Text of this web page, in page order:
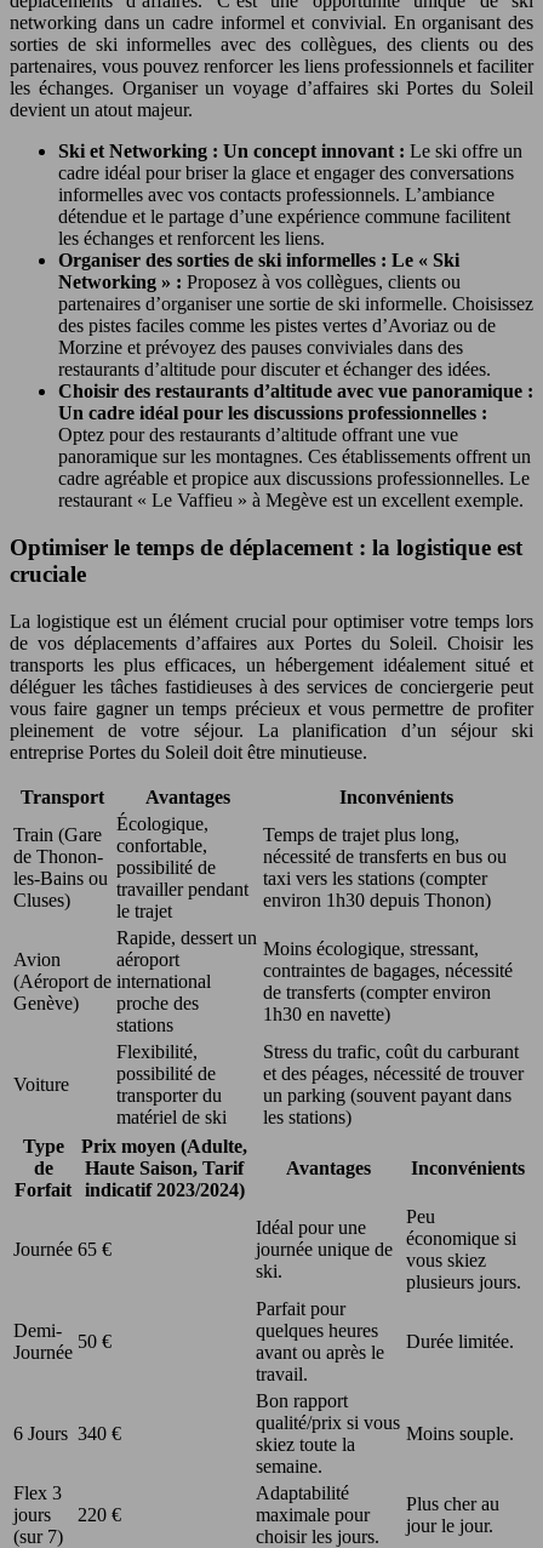
networking dans un cadre informel et convivial. En organisant des
sorties de ski informelles avec des collègues, des clients ou des
partenaires, vous pouvez renforcer les liens professionnels et faciliter
les échanges. Organiser un voyage d’affaires ski Portes du Soleil
devient un atout majeur.
Ski et Networking : Un concept innovant : Le ski offre un
cadre idéal pour briser la glace et engager des conversations
informelles avec vos contacts professionnels. L’ambiance
détendue et le partage d’une expérience commune facilitent
les échanges et renforcent les liens.
Organiser des sorties de ski informelles : Le « Ski
Networking » : Proposez à vos collègues, clients ou
partenaires d’organiser une sortie de ski informelle. Choisissez
des pistes faciles comme les pistes vertes d’Avoriaz ou de
Morzine et prévoyez des pauses conviviales dans des
restaurants d’altitude pour discuter et échanger des idées.
Choisir des restaurants d’altitude avec vue panoramique :
Un cadre idéal pour les discussions professionnelles :
Optez pour des restaurants d’altitude offrant une vue
panoramique sur les montagnes. Ces établissements offrent un
cadre agréable et propice aux discussions professionnelles. Le
restaurant « Le Vaffieu » à Megève est un excellent exemple.
Optimiser le temps de déplacement : la logistique est
cruciale
La logistique est un élément crucial pour optimiser votre temps lors
de vos déplacements d’affaires aux Portes du Soleil. Choisir les
transports les plus efficaces, un hébergement idéalement situé et
déléguer les tâches fastidieuses à des services de conciergerie peut
vous faire gagner un temps précieux et vous permettre de profiter
pleinement de votre séjour. La planification d’un séjour ski
entreprise Portes du Soleil doit être minutieuse.
Transport Avantages
Inconvénients
Train (Gare
de Thonon-
les-Bains ou
Cluses)
Écologique,
confortable,
possibilité de
travailler pendant
le trajet
Temps de trajet plus long,
nécessité de transferts en bus ou
taxi vers les stations (compter
environ 1h30 depuis Thonon)
Avion
(Aéroport de
Genève)
Rapide, dessert un
aéroport
international
proche des
stations
Moins écologique, stressant,
contraintes de bagages, nécessité
de transferts (compter environ
1h30 en navette)
Voiture
Flexibilité,
possibilité de
transporter du
matériel de ski
Stress du trafic, coût du carburant
et des péages, nécessité de trouver
un parking (souvent payant dans
les stations)
Type
de
Forfait
Prix moyen (Adulte,
Haute Saison, Tarif
indicatif 2023/2024)
Avantages Inconvénients
Journée 65 €
Idéal pour une
journée unique de
ski.
Peu
économique si
vous skiez
plusieurs jours.
Demi-
Journée
50 €
Parfait pour
quelques heures
avant ou après le
travail.
Durée limitée.
6 Jours 340 €
Bon rapport
qualité/prix si vous
skiez toute la
semaine.
Moins souple.
Flex 3
jours
(sur 7)
220 €
Adaptabilité
maximale pour
choisir les jours.
Plus cher au
jour le jour.